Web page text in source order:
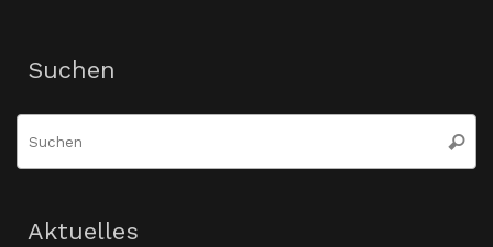
Suchen
Aktuelles